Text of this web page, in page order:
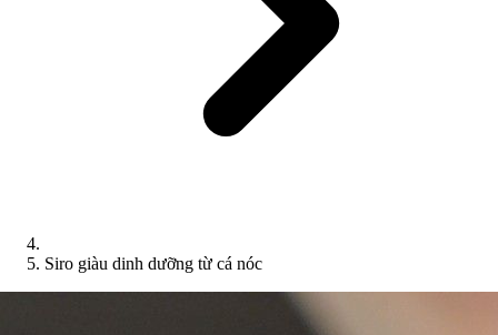
Siro giàu dinh dưỡng từ cá nóc